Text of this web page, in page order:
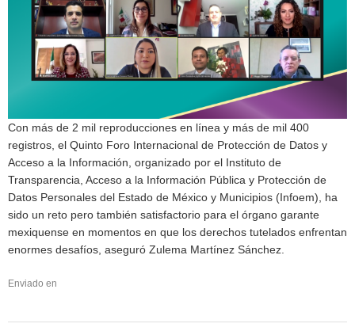
Con más de 2 mil reproducciones en línea y más de mil 400
registros, el Quinto Foro Internacional de Protección de Datos y
Acceso a la Información, organizado por el Instituto de
Transparencia, Acceso a la Información Pública y Protección de
Datos Personales del Estado de México y Municipios (Infoem), ha
sido un reto pero también satisfactorio para el órgano garante
mexiquense en momentos en que los derechos tutelados enfrentan
enormes desafíos, aseguró Zulema Martínez Sánchez.
Enviado en